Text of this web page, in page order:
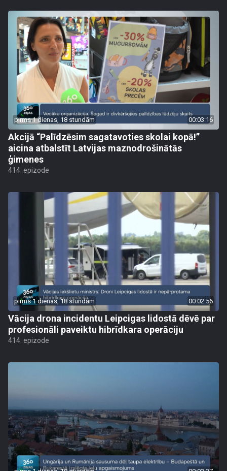
pirms 1 dienas, 18 stundām 00:03:16
Akcijā “Palīdzēsim sagatavoties skolai kopā!”
aicina atbalstīt Latvijas maznodrošinātās
ģimenes
414. epizode
pirms 1 dienas, 18 stundām 00:02:56
Vācija drona incidentu Leipcigas lidostā dēvē par
profesionāli paveiktu hibrīdkara operāciju
414. epizode